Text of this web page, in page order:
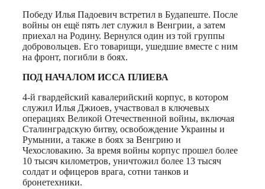
Победу Илья Падоевич встретил в Будапеште. После
войны он ещё пять лет служил в Венгрии, а затем
приехал на Родину. Вернулся один из той группы
добровольцев. Его товарищи, ушедшие вместе с ним
на фронт, погибли в боях.
ПОД НАЧАЛОМ ИССА ПЛИЕВА
4-й гвардейский кавалерийский корпус, в котором
служил Илья Джиоев, участвовал в ключевых
операциях Великой Отечественной войны, включая
Сталинградскую битву, освобождение Украины и
Румынии, а также в боях за Венгрию и
Чехословакию. За время войны корпус прошел более
10 тысяч километров, уничтожил более 13 тысяч
солдат и офицеров врага, сотни танков и
бронетехники.